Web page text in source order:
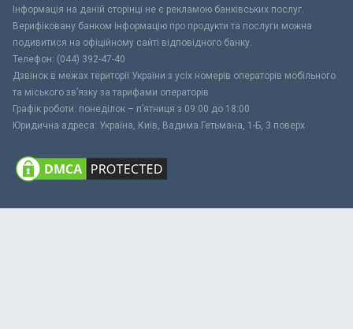
Інформація на даній сторінці не є рекламою банківських послуг.
Верифіковану банком інформацію про продукти та послуги можна
подивитися на офіційному сайті відповідного банку.
Телефон: (044) 392-47-40
Дзвінок в межах території України з усіх номерів операторів мобільного
та міського зв’язку за тарифами операторів
Графік роботи: понеділок – п’ятниця з 09:00 до 18:00
Юридична адреса: Україна, Київ, Вадима Гетьмана, 1-Б, 3 поверх